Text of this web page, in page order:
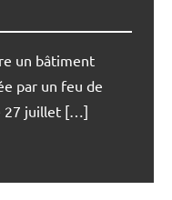
un bâtiment
par un feu de
27 juillet […]